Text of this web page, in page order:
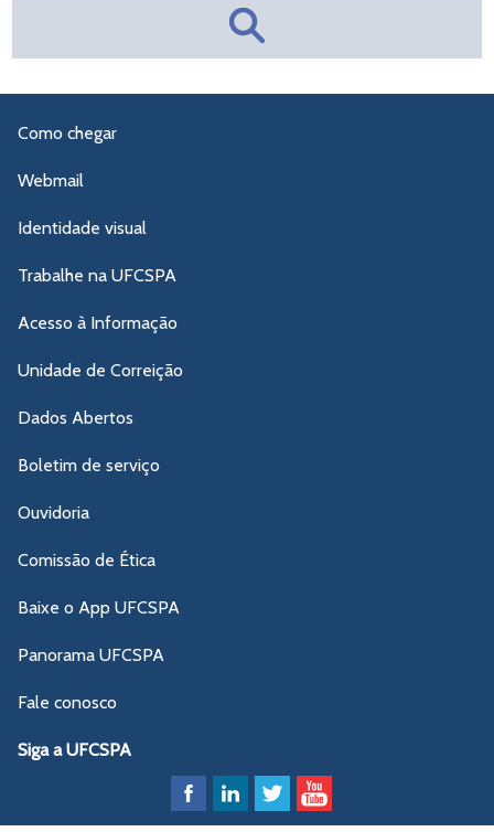
Como chegar
Webmail
Identidade visual
Trabalhe na UFCSPA
Acesso à Informação
Unidade de Correição
Dados Abertos
Boletim de serviço
Ouvidoria
Comissão de Ética
Baixe o App UFCSPA
Panorama UFCSPA
Fale conosco
Siga a UFCSPA